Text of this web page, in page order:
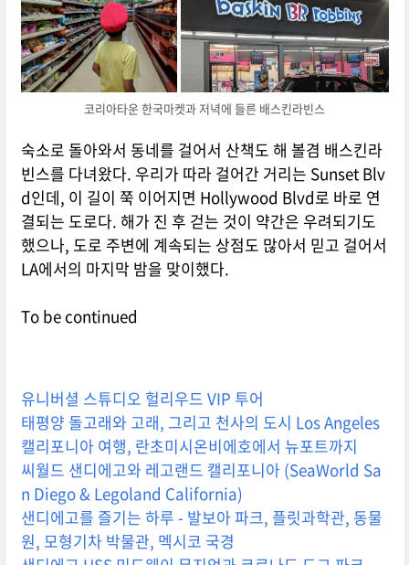
코리아타운 한국마켓과 저녁에 들른 배스킨라빈스
숙소로 돌아와서 동네를 걸어서 산책도 해 볼겸 배스킨라
빈스를 다녀왔다. 우리가 따라 걸어간 거리는 Sunset Blv
d인데, 이 길이 쭉 이어지면 Hollywood Blvd로 바로 연
결되는 도로다. 해가 진 후 걷는 것이 약간은 우려되기도
했으나, 도로 주변에 계속되는 상점도 많아서 믿고 걸어서
LA에서의 마지막 밤을 맞이했다.
To be continued
유니버셜 스튜디오 헐리우드 VIP 투어
태평양 돌고래와 고래, 그리고 천사의 도시 Los Angeles
캘리포니아 여행, 란초미시온비에호에서 뉴포트까지
씨월드 샌디에고와 레고랜드 캘리포니아 (SeaWorld Sa
n Diego & Legoland California)
샌디에고를 즐기는 하루 - 발보아 파크, 플릿과학관, 동물
원, 모형기차 박물관, 멕시코 국경